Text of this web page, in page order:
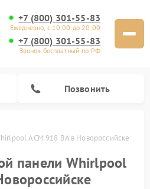
+7 (800) 301-55-83
Ежедневно, с 10:00 до 20:00
+7 (800) 301-55-83
Звонок бесплатный по РФ
Позвонить
ACM 918 BA в Новороссийске
панели Whirlpool